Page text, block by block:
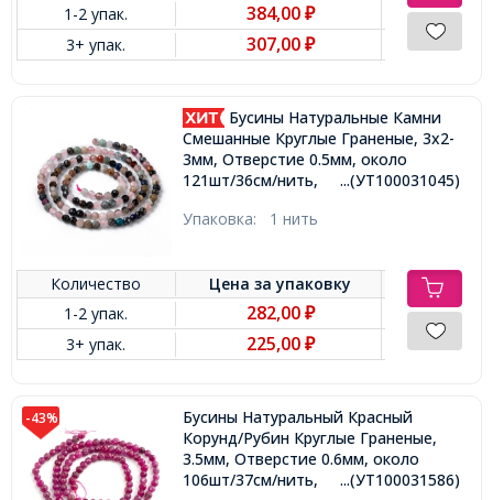
1-2 упак.
384,00 ₽
3+ упак. 307,00 ₽
Бусины Натуральные Камни
Смешанные Круглые Граненые, 3х2-
3мм, Отверстие 0.5мм, около
121шт/36см/нить,
...(УТ100031045)
Упаковка: 1 нить
Количество Цена заупаковку
1-2 упак.
282,00 ₽
3+ упак. 225,00 ₽
-43%
Бусины Натуральный Красный
Корунд/Рубин Круглые Граненые,
3.5мм, Отверстие 0.6мм, около
106шт/37см/нить,
...(УТ100031586)